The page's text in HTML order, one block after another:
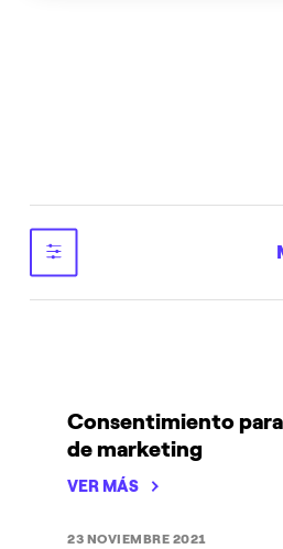
Consentimiento
de marketing
VER MÁS
23 NOVIEMBRE 2021